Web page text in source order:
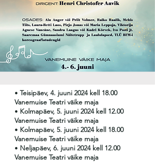
• Teisipäev, 4. juuni 2024 kell 18.00
Vanemuise Teatri väike maja
• Kolmapäev, 5. juuni 2024 kell 12.00
Vanemuise Teatri väike maja
• Kolmapäev, 5. juuni 2024 kell 18.00
Vanemuise Teatri väike maja
• Neljapäev, 6. juuni 2024 kell 12.00
Vanemuise Teatri väike maja